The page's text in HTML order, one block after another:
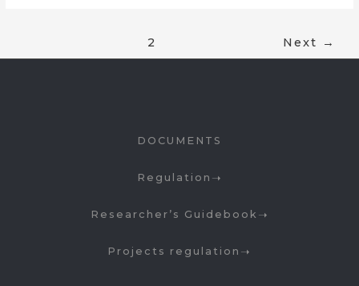
2 Next →
DOCUMENTS
Regulation
Researcher’s Guidebook
Projects regulation